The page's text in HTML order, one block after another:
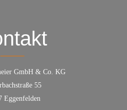
GmbH & Co. KG
55
Eggenfelden